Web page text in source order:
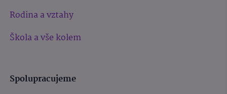
Rodina a vztahy
Škola a vše kolem
Spolupracujeme